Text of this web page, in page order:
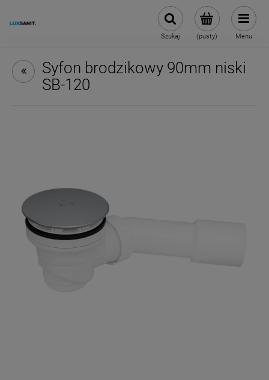
(pusty)
Szukaj Menu
Syfon brodzikowy 90mm niski
SB-120